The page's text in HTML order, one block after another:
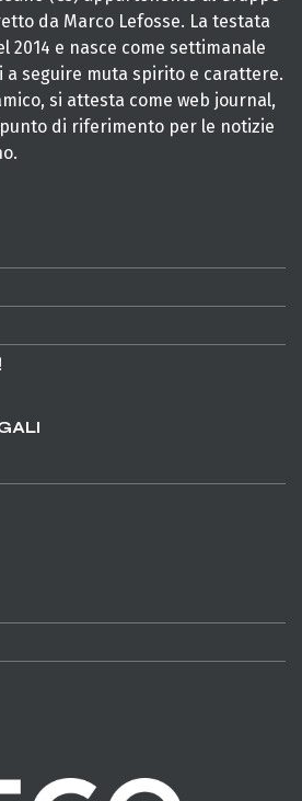
da Marco Lefosse. La testata
2014 e nasce come settimanale
a seguire muta spirito e carattere.
si attesta come web journal,
di riferimento per le notizie